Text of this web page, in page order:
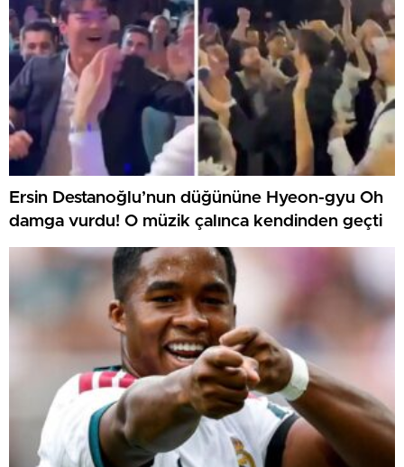
Ersin Destanoğlu’nun düğününe Hyeon-gyu Oh
damga vurdu! O müzik çalınca kendinden geçti